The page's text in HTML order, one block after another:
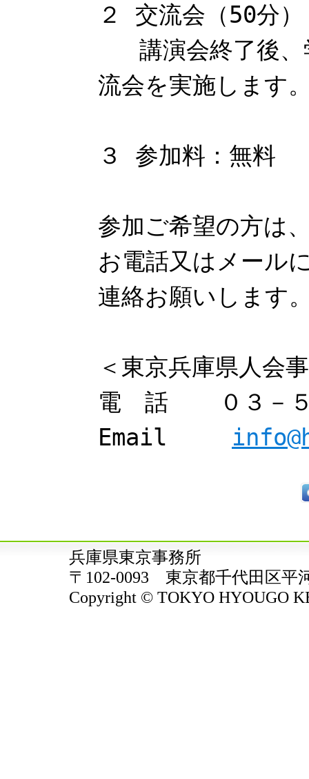
２ 交流会（50分）
講演会終了後、
流会を実施します
３ 参加料：無料
参加ご希望の方は
お電話又はメール
連絡お願いします
＜東京兵庫県人会
電 話 ０３－５
Email
兵庫県東京事務所
〒102-0093 東京都千代田区平
Copyright © TOKYO HYOUGO